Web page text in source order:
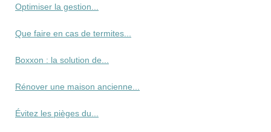
Optimiser la gestion...
Que faire en cas de termites...
Boxxon : la solution de...
Rénover une maison ancienne...
Évitez les pièges du...